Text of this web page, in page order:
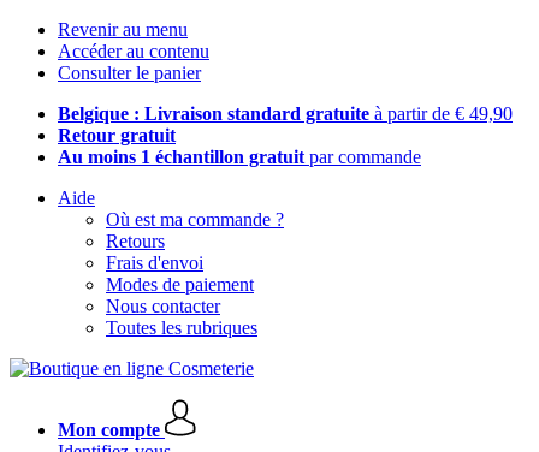
Revenir au menu
Accéder au contenu
Consulter le panier
Belgique : Livraison standard gratuite à partir de € 49,90
Retour gratuit
Au moins 1 échantillon gratuit par commande
Aide
Où est ma commande ?
Retours
Frais d'envoi
Modes de paiement
Nous contacter
Toutes les rubriques
Mon compte